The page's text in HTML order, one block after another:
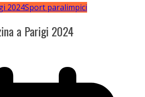
2024Sport paralimpici
a Parigi 2024